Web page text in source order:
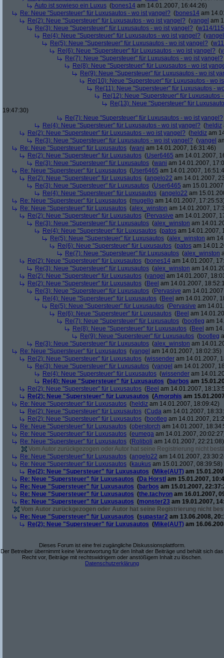
Auto ist sowieso ein Luxus (bones14 am 14.01.2007, 16:44:26)
Re: Neue "Supersteuer" für Luxusautos - wo ist yangel? (bones14 am
Re(2): Neue "Supersteuer" für Luxusautos - wo ist yangel? (yangel am
Re(3): Neue "Supersteuer" für Luxusautos - wo ist yangel? (w114/115
Re(4): Neue "Supersteuer" für Luxusautos - wo ist yangel? (yangel
Re(5): Neue "Supersteuer" für Luxusautos - wo ist yangel? (
Re(6): Neue "Supersteuer" für Luxusautos - wo ist yangel? (
Re(7): Neue "Supersteuer" für Luxusautos - wo ist yangel?
Re(8): Neue "Supersteuer" für Luxusautos - wo ist
Re(9): Neue "Supersteuer" für Luxusautos - wo ist
Re(10): Neue "Supersteuer" für Luxusautos - wo
Re(11): Neue "Supersteuer" für Luxusautos -
Re(12): Neue "Supersteuer" für Luxusautos
Re(13): Neue "Supersteuer" für
19:47:30)
Re(7): Neue "Supersteuer" für Luxusautos - wo ist yangel?
Re(4): Neue "Supersteuer" für Luxusautos - wo ist yangel? (heldiz
Re(2): Neue "Supersteuer" für Luxusautos - wo ist yangel? (heldiz am
Re(3): Neue "Supersteuer" für Luxusautos - wo ist yangel? (yangel
Re: Neue "Supersteuer" für Luxusautos (wani am 14.01.2007, 16:31:46)
Re(2): Neue "Supersteuer" für Luxusautos (User6465 am 14.01.2007,
Re(3): Neue "Supersteuer" für Luxusautos (wani am 14.01.2007,
Re: Neue "Supersteuer" für Luxusautos (User6465 am 14.01.2007,
Re(2): Neue "Supersteuer" für Luxusautos (angelo22 am 14.01.2007,
Re(3): Neue "Supersteuer" für Luxusautos (User6465 am
Re(4): Neue "Supersteuer" für Luxusautos (angelo22 am
Re: Neue "Supersteuer" für Luxusautos (mugello am 14.01.2007,
Re: Neue "Supersteuer" für Luxusautos (alex_winston am 14.01.2007,
Re(2): Neue "Supersteuer" für Luxusautos (Pervasive am 14.01.2007,
Re(3): Neue "Supersteuer" für Luxusautos (alex_winston am
Re(4): Neue "Supersteuer" für Luxusautos (patos am 14.01.2007,
Re(5): Neue "Supersteuer" für Luxusautos (alex_winston am
Re(6): Neue "Supersteuer" für Luxusautos (patos am
Re(7): Neue "Supersteuer" für Luxusautos (alex_winston
Re(2): Neue "Supersteuer" für Luxusautos (bones14 am 14.01.2007,
Re(3): Neue "Supersteuer" für Luxusautos (alex_winston am
Re(2): Neue "Supersteuer" für Luxusautos (yangel am 14.01.2007,
Re(2): Neue "Supersteuer" für Luxusautos (Beel am 14.01.2007,
Re(3): Neue "Supersteuer" für Luxusautos (Pervasive am
Re(4): Neue "Supersteuer" für Luxusautos (Beel am 14.01.2007,
Re(5): Neue "Supersteuer" für Luxusautos (Pervasive am
Re(6): Neue "Supersteuer" für Luxusautos (Beel am
Re(7): Neue "Supersteuer" für Luxusautos (bootleg am
Re(8): Neue "Supersteuer" für Luxusautos (Beel am
Re(9): Neue "Supersteuer" für Luxusautos (bootleg
Re(3): Neue "Supersteuer" für Luxusautos (alex_winston am
Re: Neue "Supersteuer" für Luxusautos (yangel am 14.01.2007, 18:02:35)
Re(2): Neue "Supersteuer" für Luxusautos (wissender am 14.01.2007,
Re(3): Neue "Supersteuer" für Luxusautos (yangel am 14.01.2007,
Re(4): Neue "Supersteuer" für Luxusautos (wissender am
Re(4): Neue "Supersteuer" für Luxusautos (barbos am
Re(2): Neue "Supersteuer" für Luxusautos (Beel am 14.01.2007,
Re(2): Neue "Supersteuer" für Luxusautos (Amorphis am
Re: Neue "Supersteuer" für Luxusautos (heldiz am 14.01.2007, 18:09:42)
Re(2): Neue "Supersteuer" für Luxusautos (Cuda am 14.01.2007,
Re(2): Neue "Supersteuer" für Luxusautos (bootleg am 14.01.2007,
Re: Neue "Supersteuer" für Luxusautos (oberstorch am 14.01.2007,
Re: Neue "Supersteuer" für Luxusautos (eumega am 14.01.2007,
Re: Neue "Supersteuer" für Luxusautos (Roliboli am 14.01.2007, 22:21:08)
Vom Autor zurückgezogen oder Autor hat seine Registrierung nicht
Re: Neue "Supersteuer" für Luxusautos (angelo22 am 14.01.2007,
Re: Neue "Supersteuer" für Luxusautos (kaukus am 15.01.2007, 08:39:58)
Re(2): Neue "Supersteuer" für Luxusautos (Mike(AUT) am
Re: Neue "Supersteuer" für Luxusautos (Da Horstl am 15.01.2007,
Re: Neue "Supersteuer" für Luxusautos (barbos am 15.01.2007,
Re: Neue "Supersteuer" für Luxusautos (the.tachyon am 16.01.2007,
Re: Neue "Supersteuer" für Luxusautos (monster23 am 19.01.2007,
Vom Autor zurückgezogen oder Autor hat seine Registrierung nicht
Re: Neue "Supersteuer" für Luxusautos (supastar2 am 13.06.2008,
Re(2): Neue "Supersteuer" für Luxusautos (Mike(AUT) am
Dieses Forum ist eine frei zugängliche Diskussionsplattform.
Der Betreiber übernimmt keine Verantwortung für den Inhalt der Beiträge und behält sich das
Recht vor, Beiträge mit rechtswidrigem oder anstößigem Inhalt zu löschen.
Datenschutzerklärung